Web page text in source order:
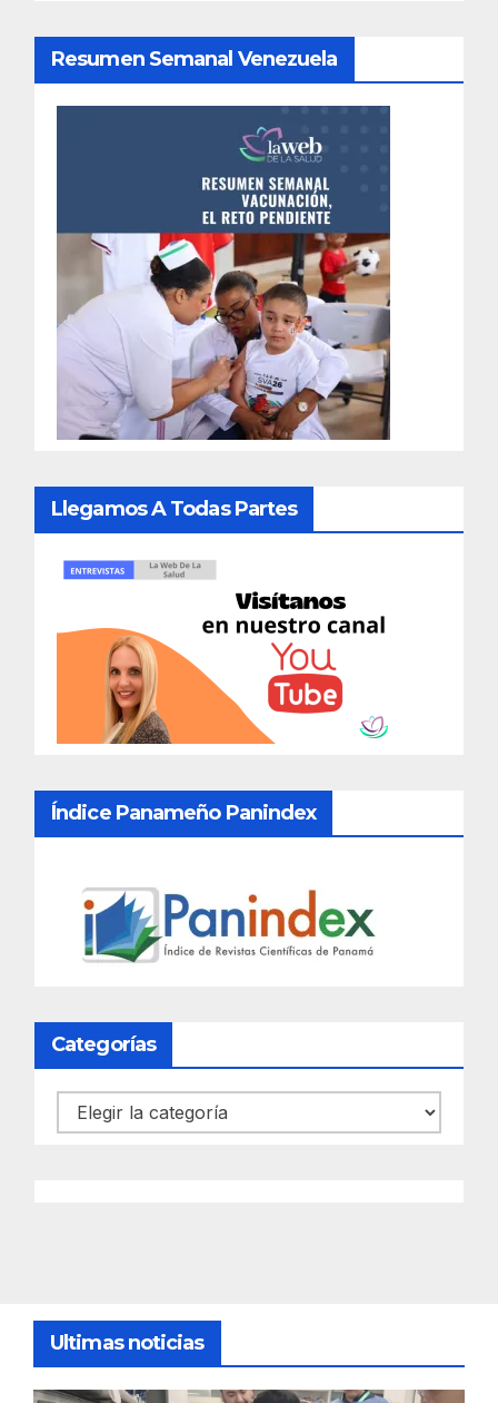
Resumen Semanal Venezuela
Llegamos A Todas Partes
Índice Panameño Panindex
Categorías
Categorías
Ultimas noticias